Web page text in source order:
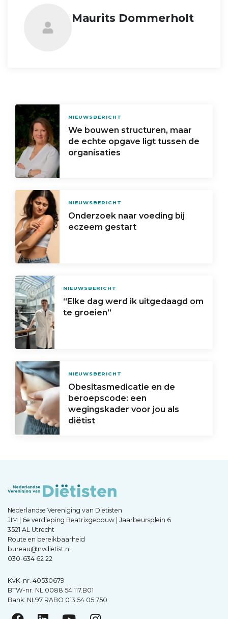
Maurits Dommerholt
NIEUWSBERICHT
We bouwen structuren, maar
de echte opgave ligt tussen de
organisaties
NIEUWSBERICHT
Onderzoek naar voeding bij
eczeem gestart
NIEUWSBERICHT
“Elke dag werd ik uitgedaagd om
te groeien”
NIEUWSBERICHT
Obesitasmedicatie en de
beroepscode: een
wegingskader voor jou als
diëtist
Nederlandse Vereniging van Diëtisten
JIM | 6e verdieping Beatrixgebouw | Jaarbeursplein 6
3521 AL Utrecht
Route en bereikbaarheid
bureau@nvdietist.nl
030-634 62 22
KvK-nr. 40530679
BTW-nr. NL.0088.54.117.B01
Bank: NL97 RABO 013 54 05 750